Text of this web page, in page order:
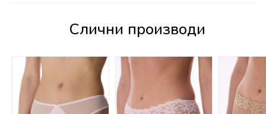
Слични производи